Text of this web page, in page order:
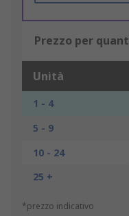
Prezzo per
Unità
1 - 4
5 - 9
10 - 24
25 +
*prezzo indicativo